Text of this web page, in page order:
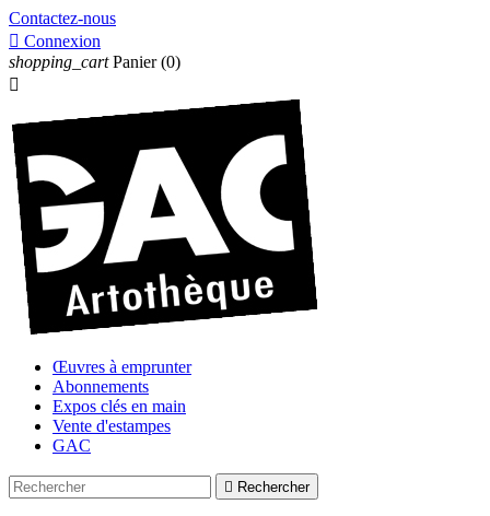
Contactez-nous
 Connexion
shopping_cart Panier (0)

Œuvres à emprunter
Abonnements
Expos clés en main
Vente d'estampes
GAC
 Rechercher